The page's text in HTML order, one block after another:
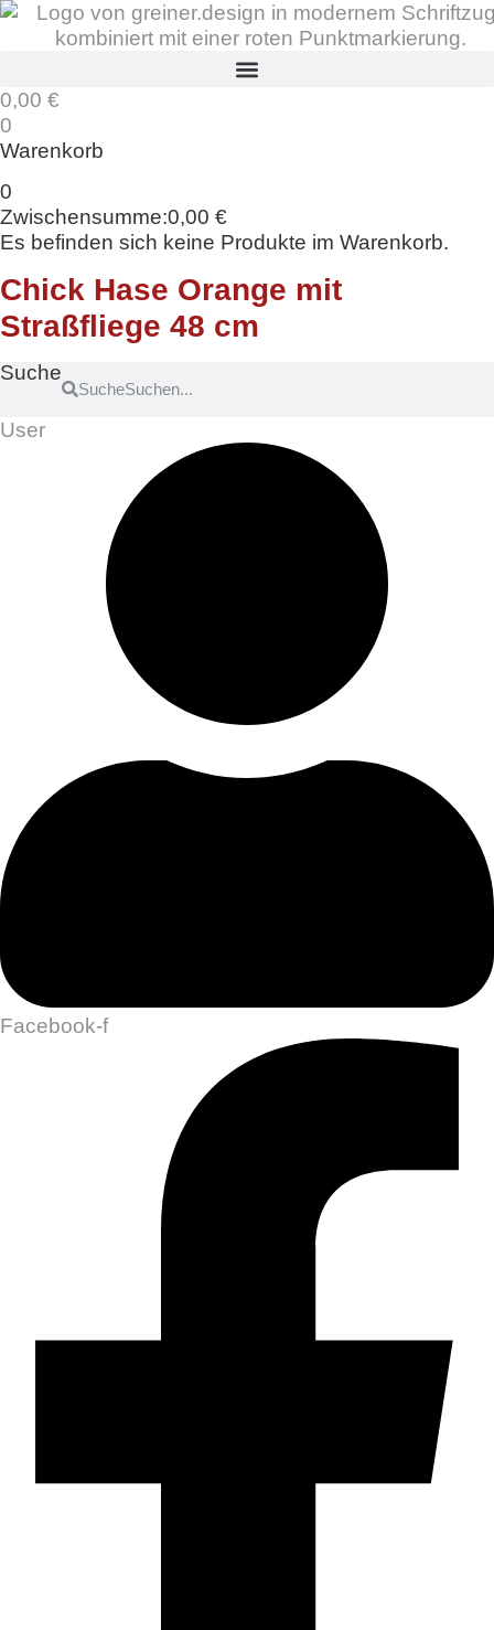
Zum
0,00 €
0
Warenkorb
0
Zwischensumme:0,00 €
Es befinden sich keine Produkte im Warenkorb.
Chick Hase Orange mit
Straßfliege 48 cm
Suche
Suche
User
Facebook-f